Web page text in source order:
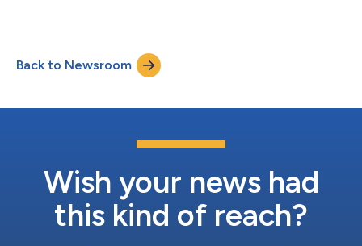
- door resolutietijden te verlagen, operationele ruis weg te
werken en te verzekeren dat iedereen in elke stap van het traject
netjes is uitgelijnd. Met DCM...
Back to Newsroom
Wish your news had
this kind of reach?